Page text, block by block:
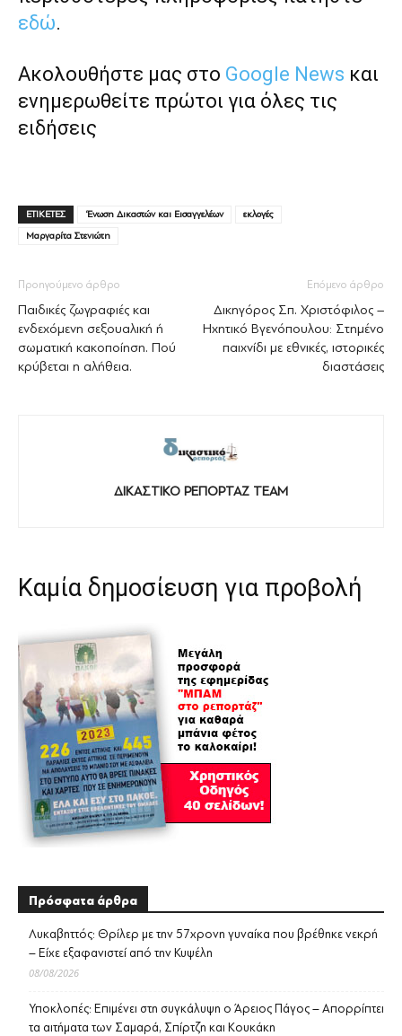
εδώ.
Ακολουθήστε μας στο Google News και
ενημερωθείτε πρώτοι για όλες τις
ειδήσεις
ΕΤΙΚΕΤΕΣ ‘Ενωση Δικαστών και Εισαγγελέων
εκλογές
Μαργαρίτα Στενιώτη
Προηγούμενο άρθρο
Παιδικές ζωγραφιές και
ενδεχόμενη σεξουαλική ή
σωματική κακοποίηση. Πού
κρύβεται η αλήθεια.
Επόμενο άρθρο
Δικηγόρος Σπ. Χριστόφιλος –
Ηχητικό Βγενόπουλου: Στημένο
παιχνίδι με εθνικές, ιστορικές
διαστάσεις
ΔΙΚΑΣΤΙΚΟ ΡΕΠΟΡΤΑΖ TEAM
Καμία δημοσίευση για προβολή
Πρόσφατα άρθρα
Λυκαβηττός: Θρίλερ με την 57χρονη γυναίκα που βρέθηκε νεκρή
– Είχε εξαφανιστεί από την Κυψέλη
08/08/2026
Υποκλοπές: Επιμένει στη συγκάλυψη ο Άρειος Πάγος – Απορρίπτει
τα αιτήματα των Σαμαρά, Σπίρτζη και Κουκάκη